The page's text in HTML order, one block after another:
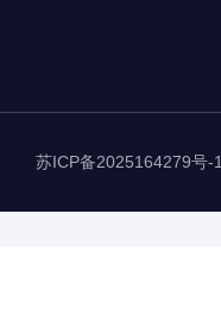
苏ICP备2025164279号-1